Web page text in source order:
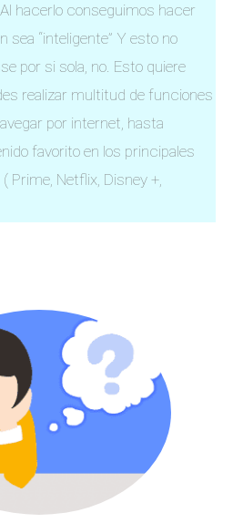
hacerlo conseguimos hacer
sea “inteligente” Y esto no
por si sola, no. Esto quiere
realizar multitud de funciones
por internet, hasta
favorito en los principales
Prime, Netflix, Disney +,